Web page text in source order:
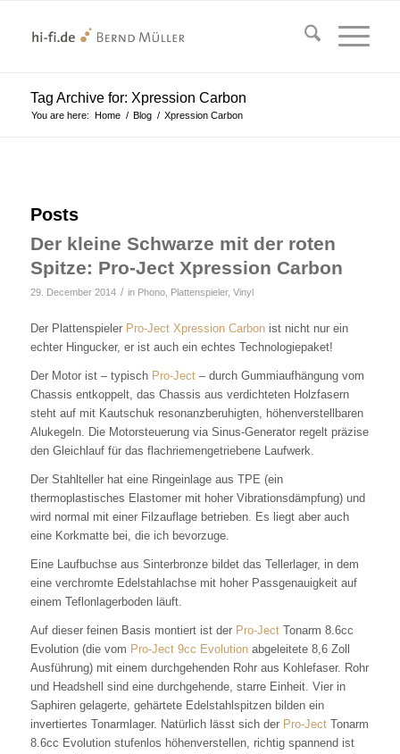
Tag Archive for: Xpression Carbon
You are here: Home / Blog / Xpression Carbon
Posts
Der kleine Schwarze mit der roten
Spitze: Pro-Ject Xpression Carbon
29. December 2014 / in Phono, Plattenspieler, Vinyl
Der Plattenspieler Pro-Ject Xpression Carbonist nicht nur ein
echter Hingucker, er ist auch ein echtes Technologiepaket!
Der Motor ist – typisch Pro-Ject– durch Gummiaufhängung vom
Chassis entkoppelt, das Chassis aus verdichteten Holzfasern
steht auf mit Kautschuk resonanzberuhigten, höhenverstellbaren
Alukegeln. Die Motorsteuerung via Sinus-Generator regelt präzise
den Gleichlauf für das flachriemengetriebene Laufwerk.
Der Stahlteller hat eine Ringeinlage aus TPE (ein
thermoplastisches Elastomer mit hoher Vibrationsdämpfung) und
wird normal mit einer Filzauflage betrieben. Es liegt aber auch
eine Korkmatte bei, die ich bevorzuge.
Eine Laufbuchse aus Sinterbronze bildet das Tellerlager, in dem
eine verchromte Edelstahlachse mit hoher Passgenauigkeit auf
einem Teflonlagerboden läuft.
Auf dieser feinen Basis montiert ist der Pro-JectTonarm 8.6cc
Evolution (die vom Pro-Ject 9cc Evolutionabgeleitete 8,6 Zoll
Ausführung) mit einem durchgehenden Rohr aus Kohlefaser. Rohr
und Headshell sind eine durchgehende, starre Einheit. Vier in
Saphiren gelagerte, gehärtete Edelstahlspitzen bilden ein
invertiertes Tonarmlager. Natürlich lässt sich der Pro-JectTonarm
8.6cc Evolution stufenlos höhenverstellen, richtig spannend ist